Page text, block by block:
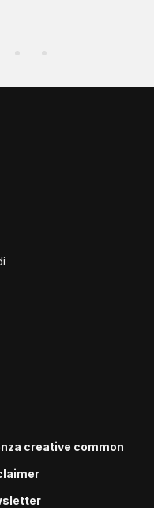
creative common